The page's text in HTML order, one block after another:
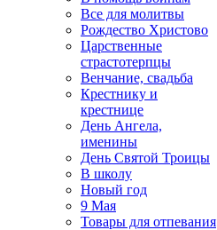
Все для молитвы
Рождество Христово
Царственные
страстотерпцы
Венчание, свадьба
Крестнику и
крестнице
День Ангела,
именины
День Святой Троицы
В школу
Новый год
9 Мая
Товары для отпевания